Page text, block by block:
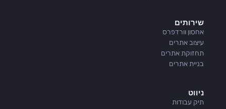
שירותים
אחסון וורדפרס
עיצוב אתרים
תחזוקת אתרים
בניית אתרים
ניווט
תיק עבודות